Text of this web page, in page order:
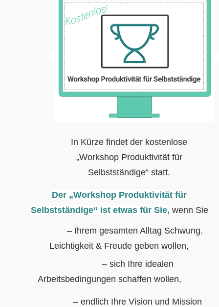
In Kürze findet der kostenlose
„Workshop Produktivität für
Selbstständige“ statt.
Der „Workshop Produktivität für
Selbstständige“ ist etwas für Sie, wenn Sie
– Ihrem gesamten Alltag Schwung.
Leichtigkeit & Freude geben wollen,
– sich Ihre idealen
Arbeitsbedingungen schaffen wollen,
– endlich Ihre Vision und Mission